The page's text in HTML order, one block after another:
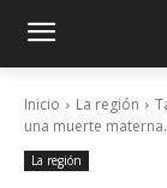
Inicio La región
una muerte materna.
La región